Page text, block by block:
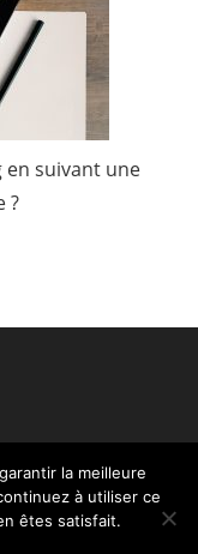
suivant une
?
la meilleure
à utiliser ce
êtes satisfait.